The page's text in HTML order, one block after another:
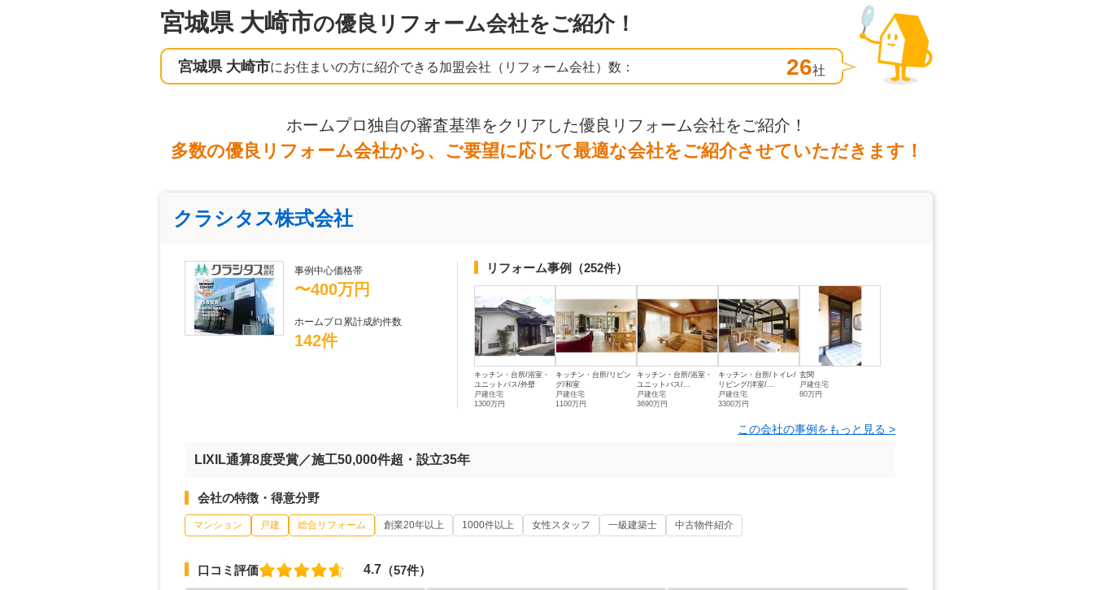
宮城県 大崎市の優良リフォーム会社をご紹介！
宮城県 大崎市にお住まいの方に紹介できる加盟会社（リフォーム会社）数： 26社
ホームプロ独自の審査基準をクリアした優良リフォーム会社をご紹介！
多数の優良リフォーム会社から、ご要望に応じて最適な会社をご紹介させていただきます！
クラシタス株式会社
事例中心価格帯
〜400万円
ホームプロ累計成約件数
142件
リフォーム事例 （252件）
キッチン・台所/浴室・
ユニットバス/外壁
戸建住宅
1300万円
キッチン・台所/リビン
グ/和室
戸建住宅
1100万円
キッチン・台所/浴室・
ユニットバス/...
戸建住宅
3690万円
キッチン・台所/トイレ/
リビング/洋室/...
戸建住宅
3300万円
玄関
戸建住宅
80万円
この会社の事例をもっと見る >
LIXIL通算8度受賞／施工50,000件超・設立35年
会社の特徴・得意分野
マンション 戸建 総合リフォーム 創業20年以上 1000件以上 女性スタッフ 一級建築士 中古物件紹介
口コミ評価 4.7 （57件）